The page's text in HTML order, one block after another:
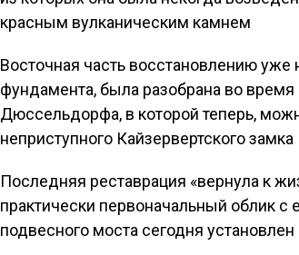
красным вулканическим камнем
Восточная часть восстановлению
фундамента, была разобрана во время
Дюссельдорфа, в которой теперь,
неприступного Кайзервертского замка
Последняя реставрация «вернула к
практически первоначальный облик
подвесного моста сегодня